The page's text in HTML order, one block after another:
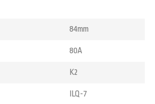
84mm
80A
K2
ILQ-7